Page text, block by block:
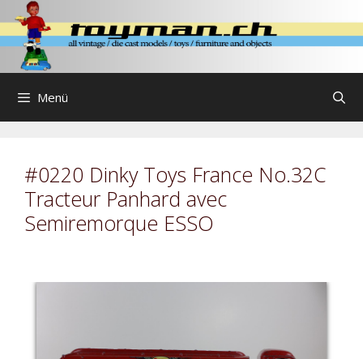
Zum
Inhalt
springen
Menü
#0220 Dinky Toys France No.32C
Tracteur Panhard avec
Semiremorque ESSO